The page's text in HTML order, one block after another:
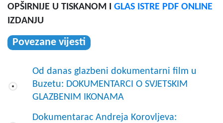
OPŠIRNIJE U TISKANOM I GLAS ISTRE PDF ONLINE
IZDANJU
Povezane vijesti
Od danas glazbeni dokumentarni film u
Buzetu: DOKUMENTARCI O SVJETSKIM
GLAZBENIM IKONAMA
Dokumentarac Andreja Korovljeva: